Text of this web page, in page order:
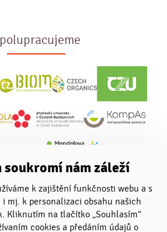
soukromí nám záleží
k zajištění funkčnosti webu a s
i mj. k personalizaci obsahu našich
Kliknutím na tlačítko „Souhlasím“
cookies a předáním údajů o